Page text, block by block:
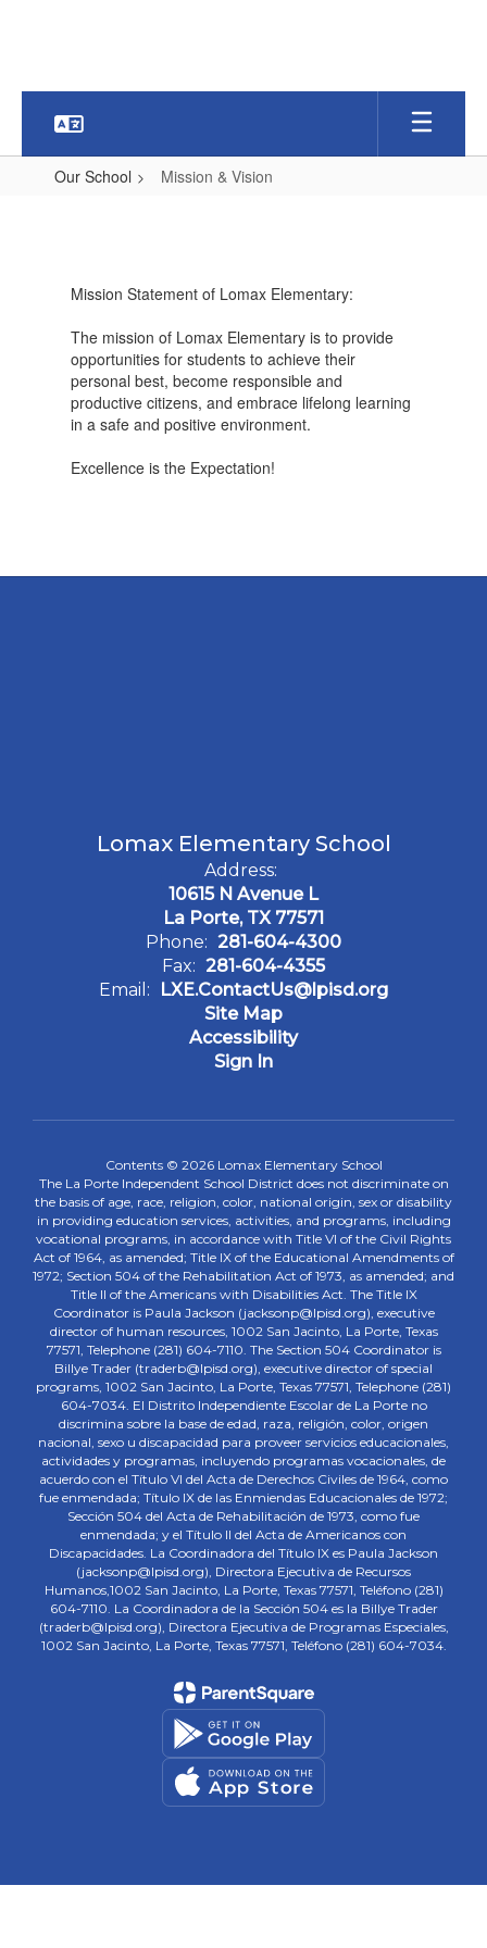
Our School Mission & Vision
Vision
Mission Statement of Lomax Elementary:
The mission of Lomax Elementary is to provide
opportunities for students to achieve their
personal best, become responsible and
productive citizens, and embrace lifelong learning
in a safe and positive environment.
Excellence is the Expectation!
Lomax Elementary School
Address:
10615 N Avenue L
La Porte, TX 77571
Phone: 281-604-4300
Fax: 281-604-4355
Email:
LXE.ContactUs@lpisd.org
Site Map
Accessibility
Sign In
Contents © 2026 Lomax Elementary School
The La Porte Independent School District does not discriminate on
the basis of age, race, religion, color, national origin, sex or disability
in providing education services, activities, and programs, including
vocational programs, in accordance with Title VI of the Civil Rights
Act of 1964, as amended; Title IX of the Educational Amendments of
1972; Section 504 of the Rehabilitation Act of 1973, as amended; and
Title II of the Americans with Disabilities Act. The Title IX
Coordinator is Paula Jackson (jacksonp@lpisd.org), executive
director of human resources, 1002 San Jacinto, La Porte, Texas
77571, Telephone (281) 604-7110. The Section 504 Coordinator is
Billye Trader (traderb@lpisd.org), executive director of special
programs, 1002 San Jacinto, La Porte, Texas 77571, Telephone (281)
604-7034. El Distrito Independiente Escolar de La Porte no
discrimina sobre la base de edad, raza, religión, color, origen
nacional, sexo u discapacidad para proveer servicios educacionales,
actividades y programas, incluyendo programas vocacionales, de
acuerdo con el Título VI del Acta de Derechos Civiles de 1964, como
fue enmendada; Título IX de las Enmiendas Educacionales de 1972;
Sección 504 del Acta de Rehabilitación de 1973, como fue
enmendada; y el Título II del Acta de Americanos con
Discapacidades. La Coordinadora del Título IX es Paula Jackson
(jacksonp@lpisd.org), Directora Ejecutiva de Recursos
Humanos,1002 San Jacinto, La Porte, Texas 77571, Teléfono (281)
604-7110. La Coordinadora de la Sección 504 es la Billye Trader
(traderb@lpisd.org), Directora Ejecutiva de Programas Especiales,
1002 San Jacinto, La Porte, Texas 77571, Teléfono (281) 604-7034.